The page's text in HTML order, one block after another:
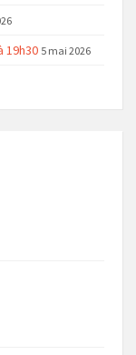
19h30 5 mai 2026